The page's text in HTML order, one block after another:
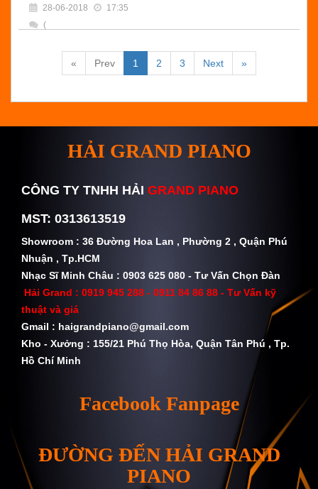
28-06-2018
17:35
(
Đọc tiếp
« Prev 1 2 3 Next »
HẢI GRAND PIANO
CÔNG TY TNHH HẢI GRAND PIANO
MST: 0313613519
Showroom : 36 Đường Hoa Lan , Phường 2 , Quận Phú
Nhuận , Tp.HCM
Nhạc Sĩ Minh Châu : 0903 625 080 - Tư Vấn Chọn Đàn
Hải Grand : 0919 945 288 - 0911 84 86 88 - Tư Vấn kỹ
thuật và giá
Gmail : haigrandpiano@gmail.com
Kho - Xưởng : 155/21 Phú Thọ Hòa, Quận Tân Phú , Tp.
Hồ Chí Minh
Facebook Fanpage
ĐƯỜNG ĐẾN HẢI GRAND
PIANO